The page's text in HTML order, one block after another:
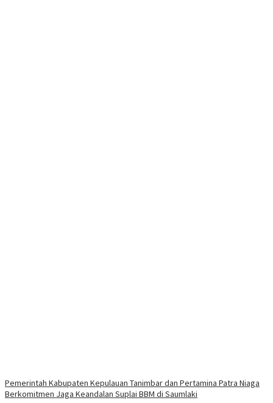
Pemerintah Kabupaten Kepulauan Tanimbar dan Pertamina Patra Niaga
Berkomitmen Jaga Keandalan Suplai BBM di Saumlaki